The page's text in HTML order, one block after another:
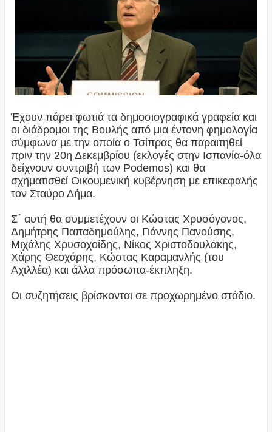
Έχουν πάρει φωτιά τα δημοσιογραφικά γραφεία και
οι διάδρομοι της Βουλής από μια έντονη φημολογία
σύμφωνα με την οποία ο Τσίπρας θα παραιτηθεί
πριν την 20η Δεκεμβρίου (εκλογές στην Ισπανία-όλα
δείχνουν συντριβή των Podemos) και θα
σχηματισθεί Οικουμενική κυβέρνηση με επικεφαλής
τον Σταύρο Δήμα.
Σ΄ αυτή θα συμμετέχουν οι Κώστας Χρυσόγονος,
Δημήτρης Παπαδημούλης, Γιάννης Πανούσης,
Μιχάλης Χρυσοχοίδης, Νίκος Χριστοδουλάκης,
Χάρης Θεοχάρης, Κώστας Καραμανλής (του
Αχιλλέα) και άλλα πρόσωπα-έκπληξη.
Οι συζητήσεις βρίσκονται σε προχωρημένο στάδιο.